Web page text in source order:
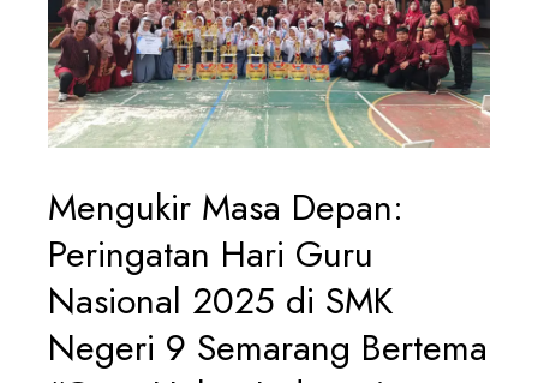
Mengukir Masa Depan:
Peringatan Hari Guru
Nasional 2025 di SMK
Negeri 9 Semarang Bertema